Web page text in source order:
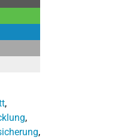
,
,
,